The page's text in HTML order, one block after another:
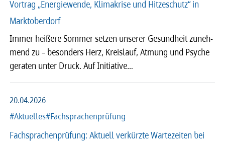
Vortrag „Energiewende, Klimakrise und Hitzeschutz“ in
Marktoberdorf
Immer heißere Sommer setzen unse­rer Gesund­heit zuneh­
mend zu – beson­ders Herz, Kreis­lauf, Atmung und Psyche
gera­ten unter Druck. Auf Initia­tive…
20.04.2026
#Aktuelles#Fachsprachenprüfung
Fachsprachenprüfung: Aktuell verkürzte Wartezeiten bei